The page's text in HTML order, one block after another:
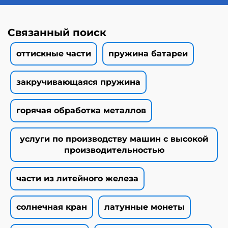
Связанный поиск
оттискные части пружина батареи
закручивающаяся пружина
горячая обработка металлов
услуги по производству машин с высокой
производительностью
части из литейного железа
солнечная кран латунные монеты